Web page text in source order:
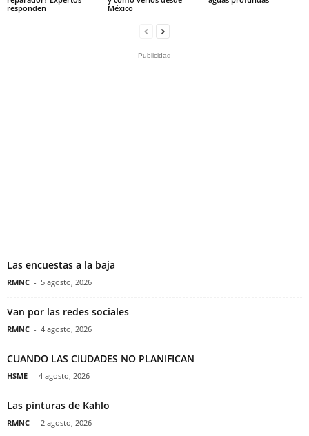
responden
México
- Publicidad -
Las encuestas a la baja
RMNC - 5 agosto, 2026
Van por las redes sociales
RMNC - 4 agosto, 2026
CUANDO LAS CIUDADES NO PLANIFICAN
HSME - 4 agosto, 2026
Las pinturas de Kahlo
RMNC - 2 agosto, 2026